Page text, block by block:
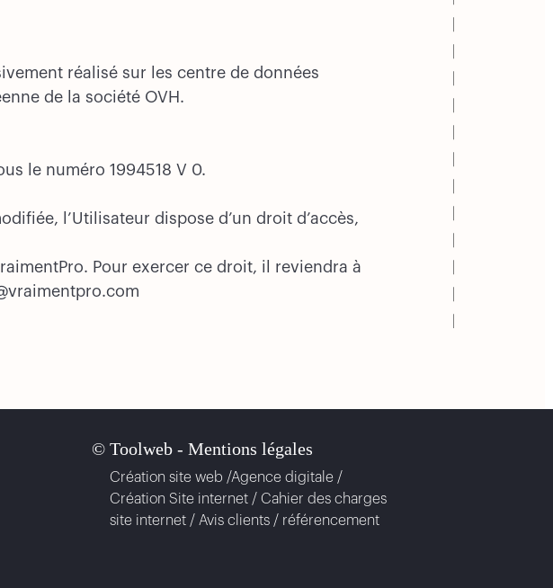
réalisé sur les centre de données
de la société OVH.
le numéro 1994518 V 0.
l’Utilisateur dispose d’un droit d’accès,
Pour exercer ce droit, il reviendra à
© Toolweb - Mentions légales
Création site web /Agence digitale /
Création Site internet / Cahier des charges
site internet / Avis clients / référencement